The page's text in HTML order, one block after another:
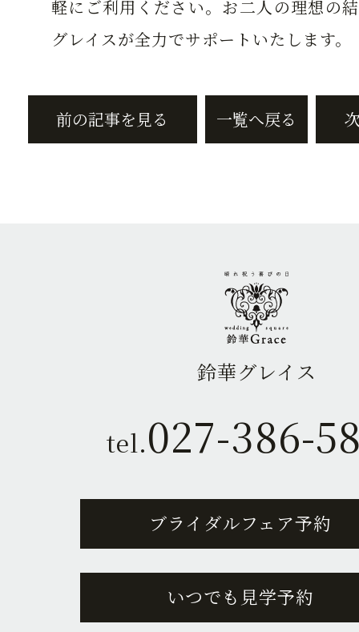
軽にご利用ください。お二人の理想の
グレイスが全力でサポートいたします。
前の記事を見る 一覧へ戻る
鈴華グレイス
tel.027-386-
ブライダルフェア予約
いつでも見学予約